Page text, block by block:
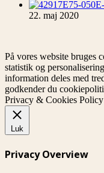
22. maj 2020
På vores website bruges
statistik og
information deles med
godkender du
Privacy & Cookies Policy
Luk
Privacy Overview